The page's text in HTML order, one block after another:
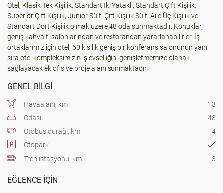
Otel, Klasik Tek Kişilik, Standart İki Yataklı, Standart Çift Kişilik,
Superior Çift Kişilik, Junior Süit, Çift Kişilik Süit, Aile Üç Kişilik ve
Standart Dört Kişilik olmak üzere 48 oda sunmaktadır. Konuklar,
geniş kahvaltı salonlarından ve restorandan yararlanabilirler. İş
ortaklarımız için otel, 60 kişilik geniş bir konferans salonunun yanı
sıra otel kompleksimizin işlevselliğini genişletmemize olanak
sağlayacak ek ofis ve proje alanı sunmaktadır.
GENEL BILGI
Havaalanı, km
13
Odası
48
Otobüs durağı, km
4
Otopark
Tren istasyonu, km
3
EĞLENCE IÇIN